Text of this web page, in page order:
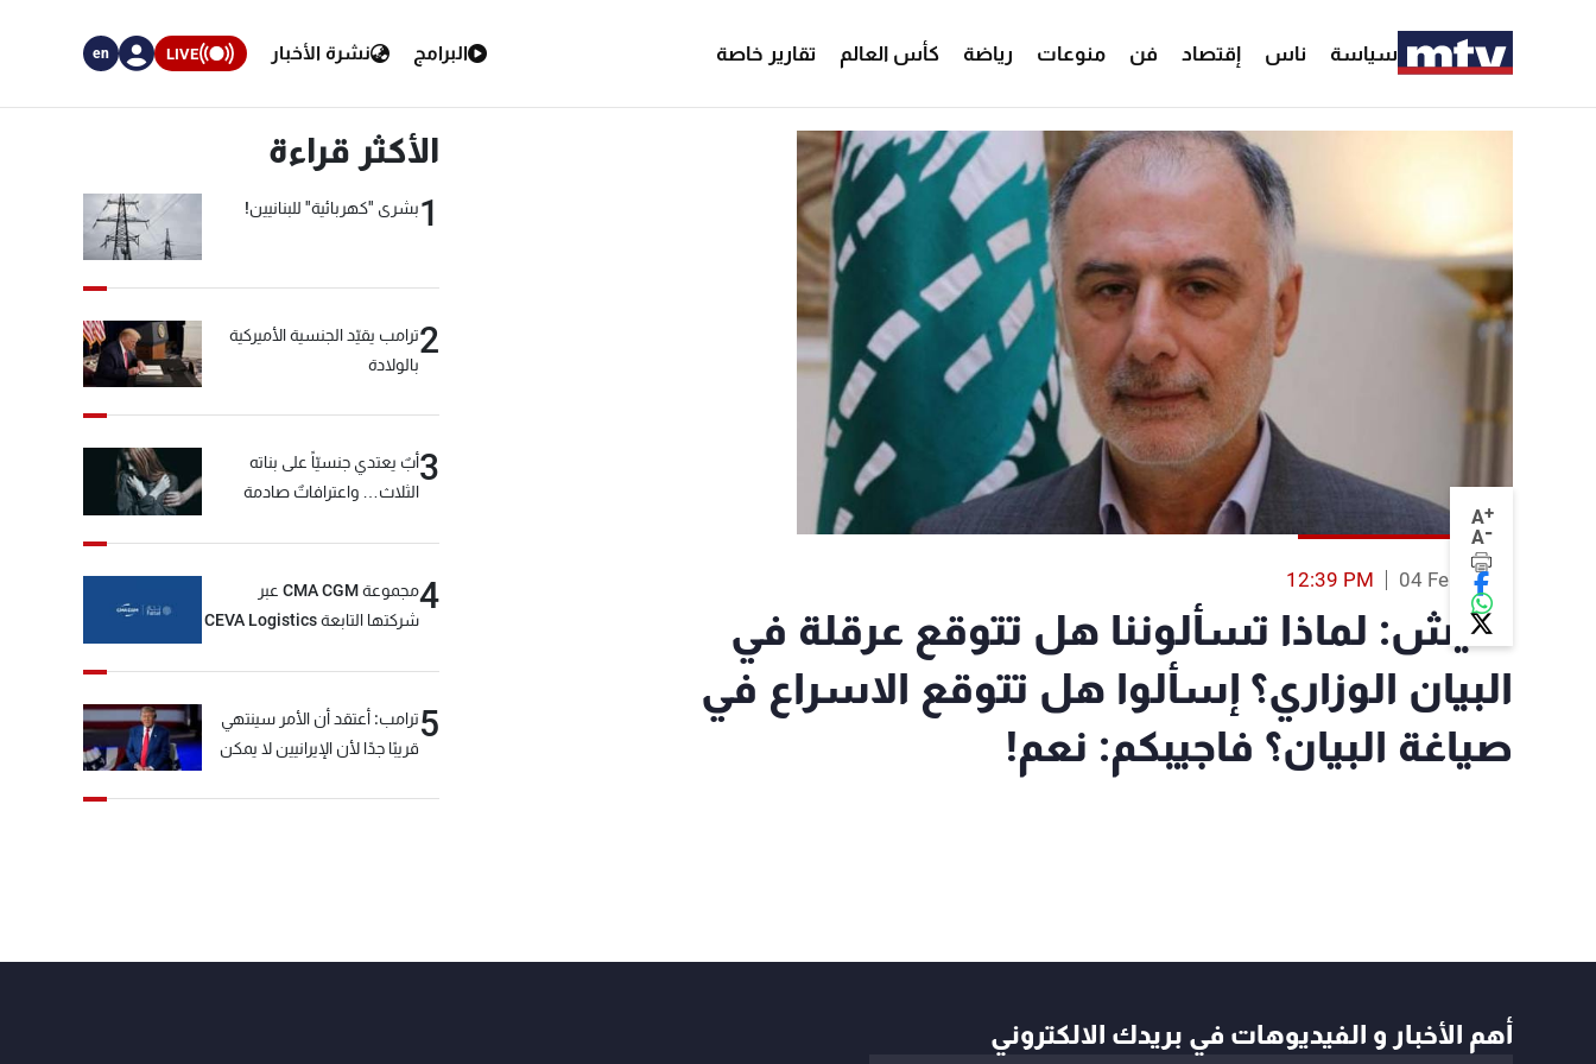
سياسة ناس إقتصاد فن منوعات رياضة كأس العالم تقارير خاصة البرامج نشرة الأخبار LIVE
en
A+
A-
04 Feb 2019
12:39 PM
فنيش: لماذا تسألوننا هل تتوقع عرقلة في
البيان الوزاري؟ إسألوا هل تتوقع الاسراع في
صياغة البيان؟ فاجيبكم: نعم!
الأكثر قراءة
1بشرى "كهربائية" للبنانيين!
2ترامب يقيّد الجنسية الأميركية
بالولادة
3أبٌ يعتدي جنسيّاً على بناته
الثلاث… واعترافاتٌ صادمة
4
مجموعة CMA CGM عبر
شركتها التابعة CEVA Logistics
5ترامب: أعتقد أن الأمر سينتهي
قريبًا جدًا لأن الإيرانيين لا يمكن
أهم الأخبار و الفيديوهات في بريدك الالكتروني